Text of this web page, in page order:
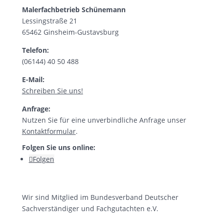
Malerfachbetrieb Schünemann
Lessingstraße 21
65462 Ginsheim-Gustavsburg
Telefon:
(06144) 40 50 488
E-Mail:
Schreiben Sie uns!
Anfrage:
Nutzen Sie für eine unverbindliche Anfrage unser
Kontaktformular.
Folgen Sie uns online:
Folgen
Wir sind Mitglied im Bundesverband Deutscher
Sachverständiger und Fachgutachten e.V.